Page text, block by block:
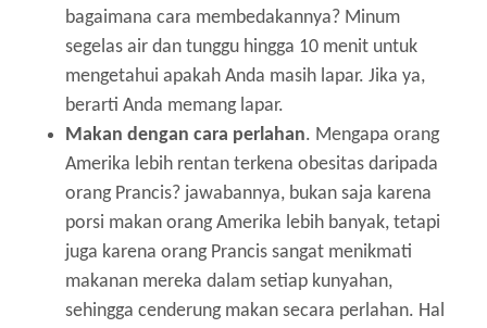
bagaimana cara membedakannya? Minum
segelas air dan tunggu hingga 10 menit untuk
mengetahui apakah Anda masih lapar. Jika ya,
berarti Anda memang lapar.
Makan dengan cara perlahan. Mengapa orang
Amerika lebih rentan terkena obesitas daripada
orang Prancis? jawabannya, bukan saja karena
porsi makan orang Amerika lebih banyak, tetapi
juga karena orang Prancis sangat menikmati
makanan mereka dalam setiap kunyahan,
sehingga cenderung makan secara perlahan. Hal